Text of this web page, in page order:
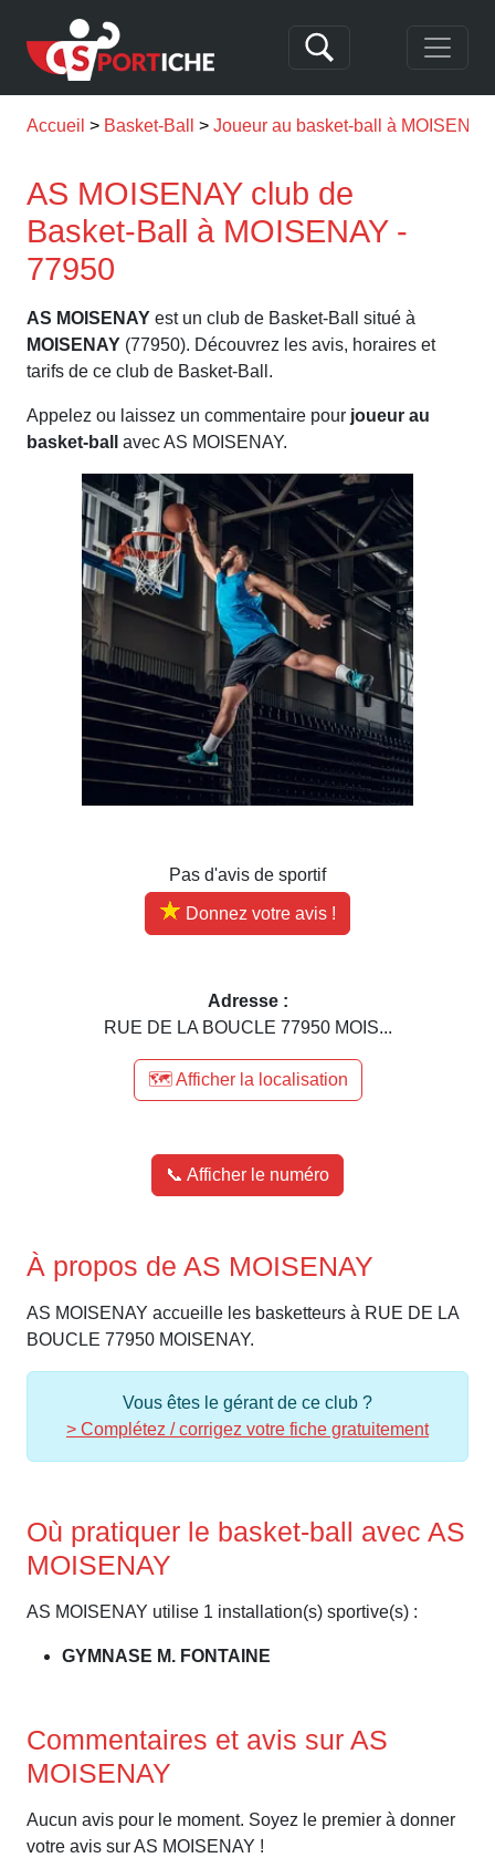
Accueil Basket-Ball Joueur au basket-ball à MOISENAY
AS MOISENAY club de
Basket-Ball à MOISENAY -
77950
AS MOISENAY est un club de Basket-Ball situé à
MOISENAY (77950). Découvrez les avis, horaires et
tarifs de ce club de Basket-Ball.
Appelez ou laissez un commentaire pour joueur au
basket-ball
avec AS MOISENAY.
Pas d'avis de sportif
Donnez votre avis !
Adresse :
RUE DE LA BOUCLE 77950 MOIS...
🗺️ Afficher la localisation
📞 Afficher le numéro
À propos de AS MOISENAY
AS MOISENAY accueille les basketteurs à RUE DE LA
BOUCLE 77950 MOISENAY.
Vous êtes le gérant de ce club ?
> Complétez / corrigez votre fiche gratuitement
Où pratiquer le basket-ball avec AS
MOISENAY
AS MOISENAY utilise 1 installation(s) sportive(s) :
GYMNASE M. FONTAINE
Commentaires et avis sur AS
MOISENAY
Aucun avis pour le moment. Soyez le premier à donner
votre avis sur AS MOISENAY !